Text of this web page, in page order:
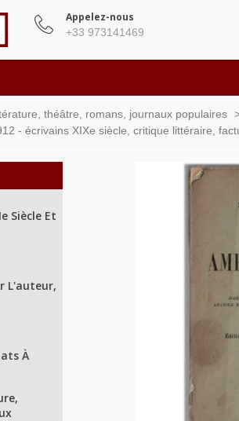
Appelez-nous
+33 973141469
théâtre, romans, journaux populaires
- écrivains XIXe siècle, critique littéraire,
Siècle Et
L'auteur,
À